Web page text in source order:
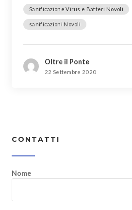
Sanificazione Virus e Batteri Novoli
sanificazioni Novoli
Oltre il Ponte
22 Settembre 2020
CONTATTI
Nome